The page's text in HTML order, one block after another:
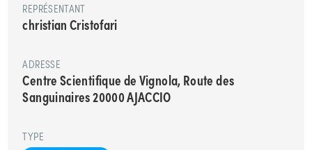
REPRÉSENTANT
christian Cristofari
ADRESSE
Centre Scientifique de Vignola, Route des
Sanguinaires 20000 AJACCIO
TYPE